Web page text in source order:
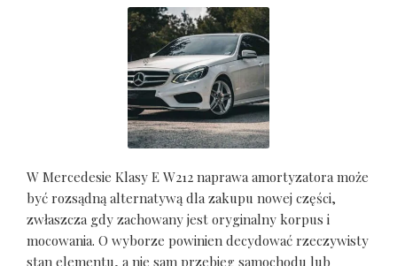
W Mercedesie Klasy E W212 naprawa amortyzatora może
być rozsądną alternatywą dla zakupu nowej części,
zwłaszcza gdy zachowany jest oryginalny korpus i
mocowania. O wyborze powinien decydować rzeczywisty
stan elementu, a nie sam przebieg samochodu lub